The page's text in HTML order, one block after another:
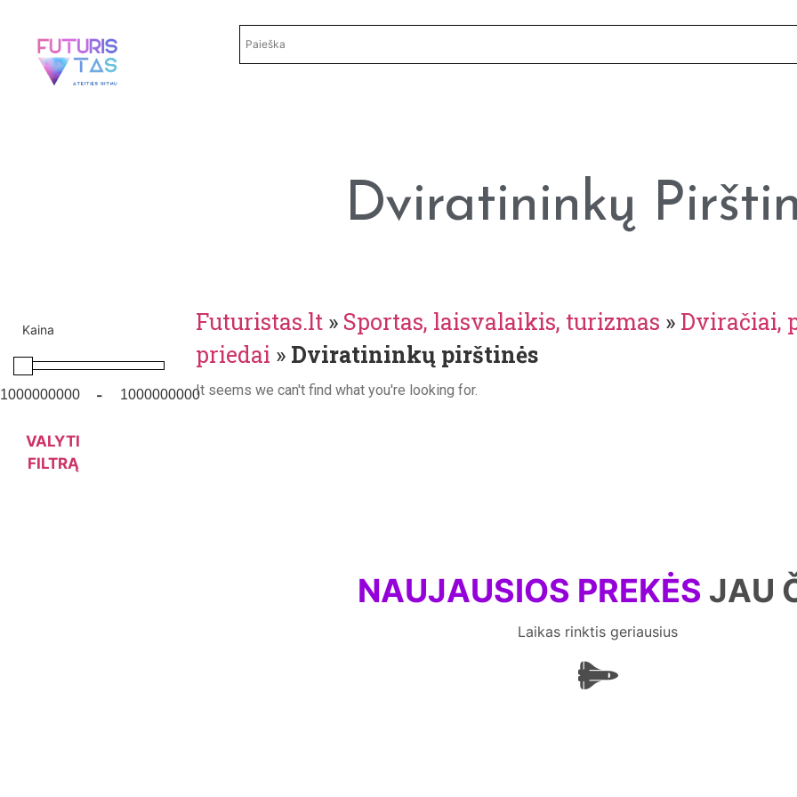
Dviratininkų
Kaina
-
VALYTI
FILTRĄ
Futuristas.lt » Sportas, laisvalaikis, turizmas » Dviračiai,
priedai » Dviratininkų pirštinės
It seems we can't find what you're looking for.
NAUJAUSIOS PREKĖS JAU
Laikas rinktis geriausius